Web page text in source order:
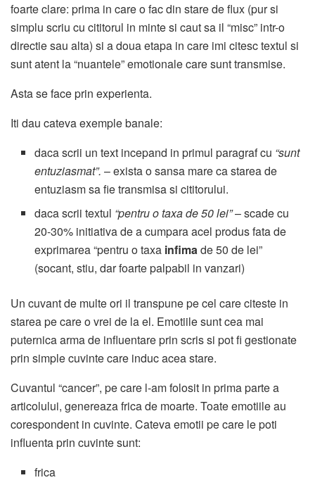
foarte clare: prima in care o fac din stare de flux (pur si
simplu scriu cu cititorul in minte si caut sa il “misc” intr-o
directie sau alta) si a doua etapa in care imi citesc textul si
sunt atent la “nuantele” emotionale care sunt transmise.
Asta se face prin experienta.
Iti dau cateva exemple banale:
daca scrii un text incepand in primul paragraf cu “sunt
entuziasmat”. – exista o sansa mare ca starea de
entuziasm sa fie transmisa si cititorului.
daca scrii textul “pentru o taxa de 50 lei”– scade cu
20-30% initiativa de a cumpara acel produs fata de
exprimarea “pentru o taxa infimade 50 de lei”
(socant, stiu, dar foarte palpabil in vanzari)
Un cuvant de multe ori il transpune pe cel care citeste in
starea pe care o vrei de la el. Emotiile sunt cea mai
puternica arma de influentare prin scris si pot fi gestionate
prin simple cuvinte care induc acea stare.
Cuvantul “cancer”, pe care l-am folosit in prima parte a
articolului, genereaza frica de moarte. Toate emotiile au
corespondent in cuvinte. Cateva emotii pe care le poti
influenta prin cuvinte sunt:
frica